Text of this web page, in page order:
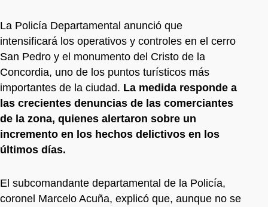
La Policía Departamental anunció que
intensificará los operativos y controles en el cerro
San Pedro y el monumento del Cristo de la
Concordia, uno de los puntos turísticos más
importantes de la ciudad. La medida responde a
las crecientes denuncias de las comerciantes
de la zona, quienes alertaron sobre un
incremento en los hechos delictivos en los
últimos días.
El subcomandante departamental de la Policía,
coronel Marcelo Acuña, explicó que, aunque no se